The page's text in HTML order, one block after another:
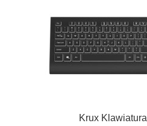
Krux